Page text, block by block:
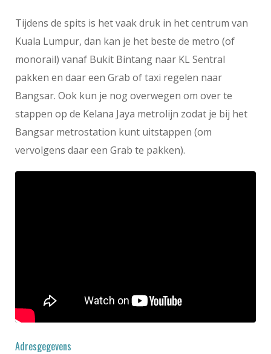
Tijdens de spits is het vaak druk in het centrum van
Kuala Lumpur, dan kan je het beste de metro (of
monorail) vanaf Bukit Bintang naar KL Sentral
pakken en daar een Grab of taxi regelen naar
Bangsar. Ook kun je nog overwegen om over te
stappen op de Kelana Jaya metrolijn zodat je bij het
Bangsar metrostation kunt uitstappen (om
vervolgens daar een Grab te pakken).
Adresgegevens